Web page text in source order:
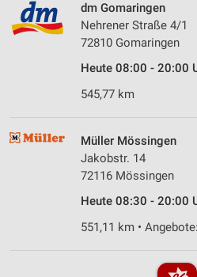
dm Gomaringen
Nehrener Straße 4/1
72810 Gomaringen
Heute 08:00 - 20:00
545,77 km
Müller Mössingen
Jakobstr. 14
72116 Mössingen
Heute 08:30 - 20:00
551,11 km •